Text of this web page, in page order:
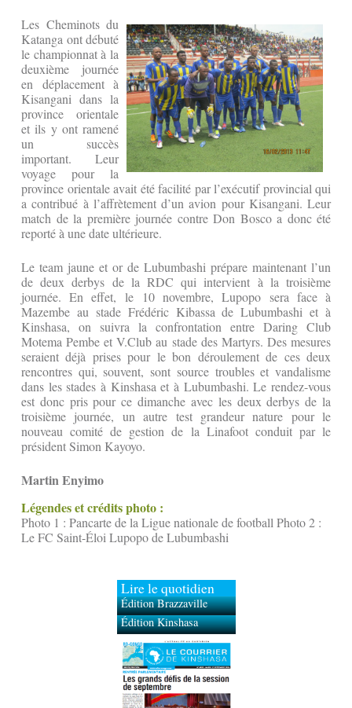
Les Cheminots du
Katanga ont débuté
le championnat à la
deuxième journée
en déplacement à
Kisangani dans la
province orientale
et ils y ont ramené
un succès
important. Leur
voyage pour la
province orientale avait été facilité par l’exécutif provincial qui
a contribué à l’affrètement d’un avion pour Kisangani. Leur
match de la première journée contre Don Bosco a donc été
reporté à une date ultérieure.
Le team jaune et or de Lubumbashi prépare maintenant l’un
de deux derbys de la RDC qui intervient à la troisième
journée. En effet, le 10 novembre, Lupopo sera face à
Mazembe au stade Frédéric Kibassa de Lubumbashi et à
Kinshasa, on suivra la confrontation entre Daring Club
Motema Pembe et V.Club au stade des Martyrs. Des mesures
seraient déjà prises pour le bon déroulement de ces deux
rencontres qui, souvent, sont source troubles et vandalisme
dans les stades à Kinshasa et à Lubumbashi. Le rendez-vous
est donc pris pour ce dimanche avec les deux derbys de la
troisième journée, un autre test grandeur nature pour le
nouveau comité de gestion de la Linafoot conduit par le
président Simon Kayoyo.
Martin Enyimo
Légendes et crédits photo :
Photo 1 : Pancarte de la Ligue nationale de football Photo 2 :
Le FC Saint-Éloi Lupopo de Lubumbashi
Lire le quotidien
Édition Brazzaville
Édition Kinshasa